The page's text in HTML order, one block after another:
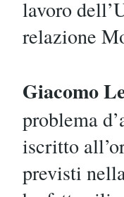
lavoro
relazione
Giacomo
problema
iscritto
previsti